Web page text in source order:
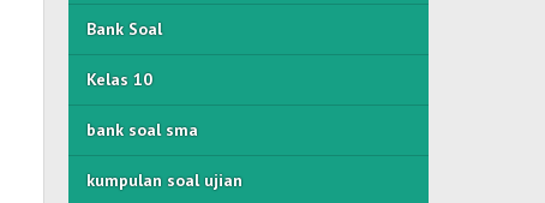
Bank Soal
Kelas 10
bank soal sma
kumpulan soal ujian